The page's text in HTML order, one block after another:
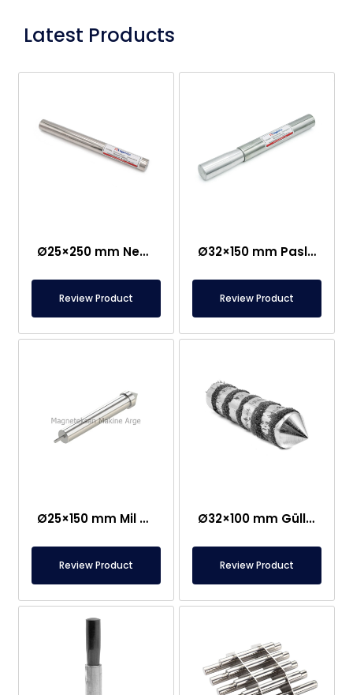
Latest Products
Ø25×250 mm Neodim Çubuq Maqnit – Bir Tərəfi M8 Dişi Bağlantı
Review Product
Ø32×150 mm Paslanmaz Qulplu Nümunə Toplama Maqniti
Review Product
Ø25×150 mm Mil Bağlantılı Çubuq Maqnit – Güllə Tipli Başlıq
Review Product
Ø32×100 mm Güllə Tipli Neodim Çubuq Maqnit
Review Product